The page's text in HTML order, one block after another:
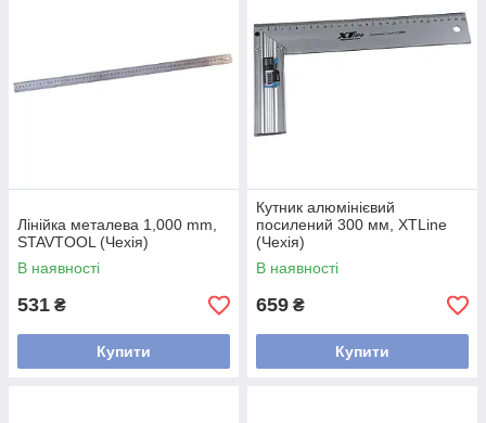
Лінійка металева 1,000 mm,
STAVTOOL (Чехія)
В наявності
531 ₴
Купити
Кутник алюмінієвий
посилений 300 мм, XTLine
(Чехія)
В наявності
659 ₴
Купити